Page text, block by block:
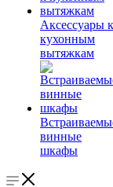
Аксессуары к
кухонным
вытяжкам
винные
шкафы